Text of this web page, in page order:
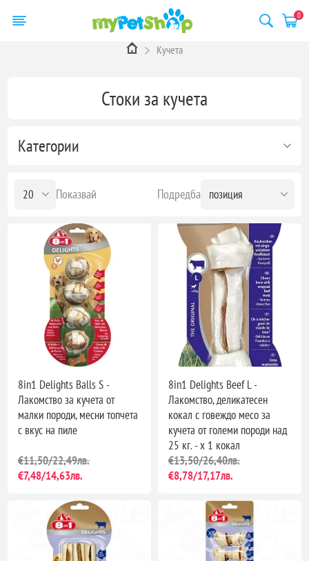
0
Кучета
Стоки за кучета
Категории
Подредба
Показвай
8in1 Delights Balls S -
Лакомство за кучета от
малки породи, месни топчета
с вкус на пиле
€11,50/22,49лв.
€7,48/14,63лв.
8in1 Delights Beef L -
Лакомство, деликатесен
кокал с говеждо месо за
кучета от големи породи над
25 кг. - х 1 кокал
€13,50/26,40лв.
€8,78/17,17лв.